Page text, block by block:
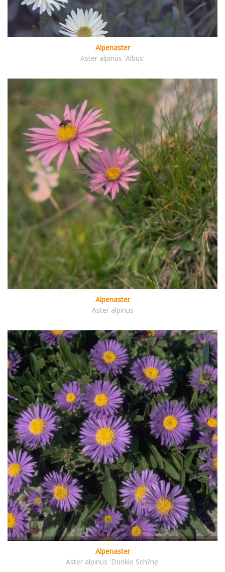
Alpenaster
Aster alpinus 'Albus'
Alpenaster
Aster alpinus
Alpenaster
Aster alpinus 'Dunkle Sch?ne'